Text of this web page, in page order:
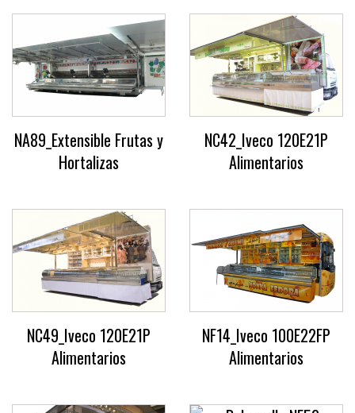
NA89_Extensible Frutas y
Hortalizas
NC42_Iveco 120E21P
Alimentarios
NC49_Iveco 120E21P
Alimentarios
NF14_Iveco 100E22FP
Alimentarios